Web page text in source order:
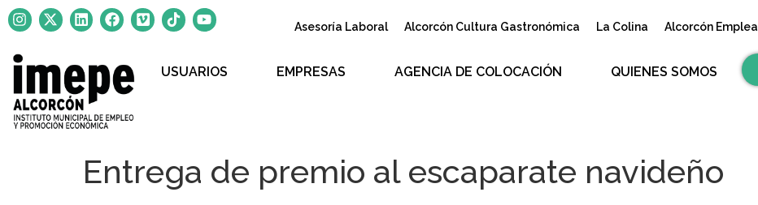
Asesoría Laboral Alcorcón Cultura Gastronómica La Colina Alcorcón Emplea
USUARIOS EMPRESAS AGENCIA DE COLOCACIÓN QUIENES SOMOS
Entrega de premio al escaparate navideño